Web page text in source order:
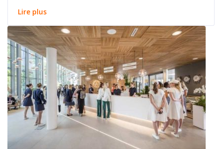
Lire plus